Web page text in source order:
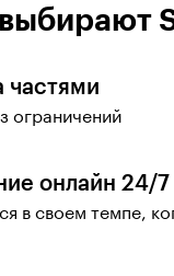
ПО
частями
ограничений
онлайн 24/7
в своем темпе,